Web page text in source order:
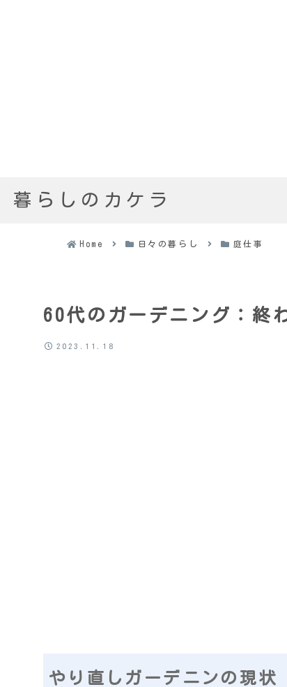
暮らしのカケラ
Home 日々の暮らし 庭仕事
60代のガーデニング：終
2023.11.18
やり直しガーデニンの現状